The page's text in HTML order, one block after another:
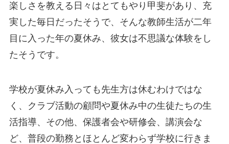
楽しさを教える日々はとてもやり甲斐があり、充
実した毎日だったそうで、そんな教師生活が二年
目に入った年の夏休み、彼女は不思議な体験をし
たそうです。
学校が夏休み入っても先生方は休むわけではな
く、クラブ活動の顧問や夏休み中の生徒たちの生
活指導、その他、保護者会や研修会、講演会な
ど、普段の勤務とほとんど変わらず学校に行きま